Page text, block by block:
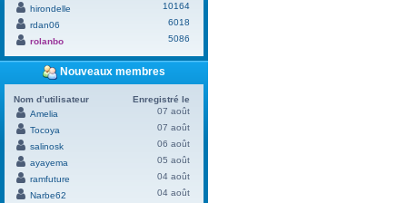
hirondelle
10164
rdan06
6018
rolanbo
5086
Nouveaux membres
Nom d’utilisateur
Enregistré le
Amelia
07 août
Tocoya
07 août
salinosk
06 août
ayayema
05 août
ramfuture
04 août
Narbe62
04 août